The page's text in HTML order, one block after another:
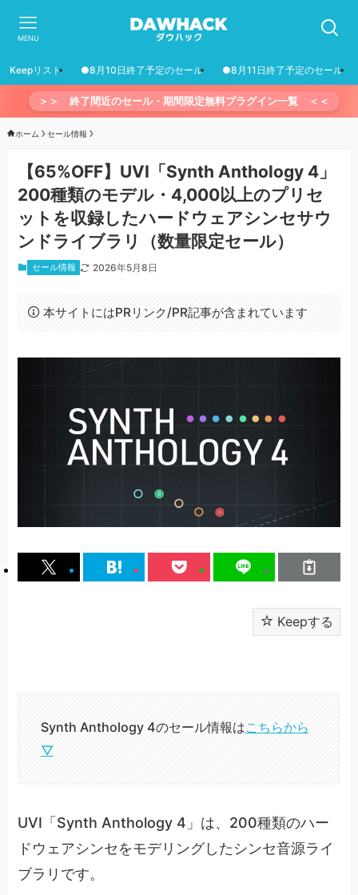
MENU
Keepリスト ●8月10日終了予定のセール ●8月11日終了予定のセール
＞＞ 終了間近のセール・期間限定無料プラグイン一覧 ＜＜
ホーム セール情報
【65%OFF】UVI「Synth Anthology 4」
200種類のモデル・4,000以上のプリセ
ットを収録したハードウェアシンセサウ
ンドライブラリ（数量限定セール）
セール情報 2026年5月8日
本サイトにはPRリンク/PR記事が含まれています
Keepする
Synth Anthology 4のセール情報はこちらから
▽
UVI「Synth Anthology 4」は、200種類のハー
ドウェアシンセをモデリングしたシンセ音源ライ
ブラリです。